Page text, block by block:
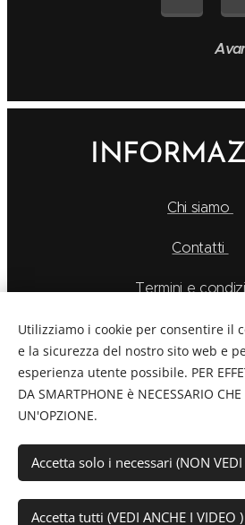
Chi siamo
Contatti
Termini e
Informativa sulla
METODI DI PAGAMENTO
La Feu S.r.l. via Caduti Delle Alpi
Dalmazzo CN, Telefono:
C.F./P.Iva:
Utilizziamo i cookie per consentire il
e la sicurezza del nostro sito web e
esperienza utente possibile. PER
DA SMARTPHONE è NECESSARIO CHE
UN'OPZIONE.
Accetta solo i necessari (NON VEDI
Accetta tutti (VEDI ANCHE I VIDEO )